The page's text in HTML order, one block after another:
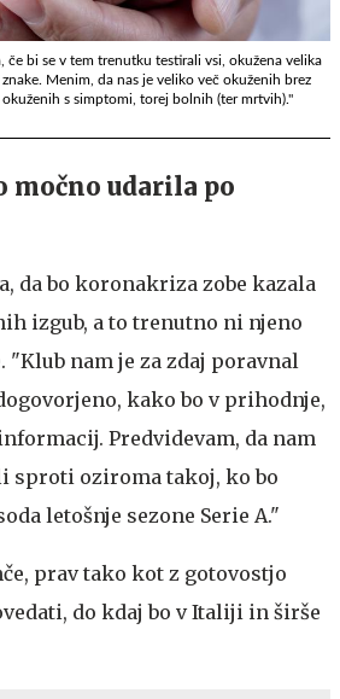
če bi se v tem trenutku testirali vsi, okužena velika
Menim, da nas je veliko več okuženih brez
s simptomi, torej bolnih (ter mrtvih)."
močno udarila po
da bo koronakriza zobe kazala
izgub, a to trenutno ni njeno
nam je za zdaj poravnal
kako bo v prihodnje,
Predvidevam, da nam
sproti oziroma takoj, ko bo
letošnje sezone Serie A."
prav tako kot z gotovostjo
do kdaj bo v Italiji in širše